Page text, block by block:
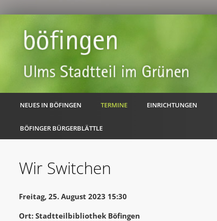
NEUES IN BÖFINGEN TERMINE EINRICHTUNGEN
BÖFINGER BÜRGERBLÄTTLE
Wir Switchen
Freitag, 25. August 2023 15:30
Ort: Stadtteilbibliothek Böfingen